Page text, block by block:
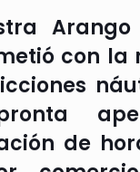
Arango
con la
de